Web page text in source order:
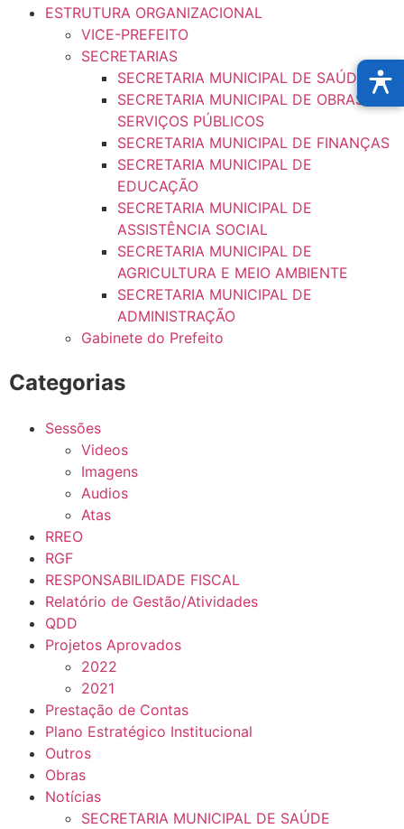
ESTRUTURA ORGANIZACIONAL
VICE-PREFEITO
SECRETARIAS
SECRETARIA MUNICIPAL DE SAÚDE
SECRETARIA MUNICIPAL DE OBRAS E
SERVIÇOS PÚBLICOS
SECRETARIA MUNICIPAL DE FINANÇAS
SECRETARIA MUNICIPAL DE
EDUCAÇÃO
SECRETARIA MUNICIPAL DE
ASSISTÊNCIA SOCIAL
SECRETARIA MUNICIPAL DE
AGRICULTURA E MEIO AMBIENTE
SECRETARIA MUNICIPAL DE
ADMINISTRAÇÃO
Gabinete do Prefeito
Categorias
Sessões
Videos
Imagens
Audios
Atas
RREO
RGF
RESPONSABILIDADE FISCAL
Relatório de Gestão/Atividades
QDD
Projetos Aprovados
2022
2021
Prestação de Contas
Plano Estratégico Institucional
Outros
Obras
Notícias
SECRETARIA MUNICIPAL DE SAÚDE